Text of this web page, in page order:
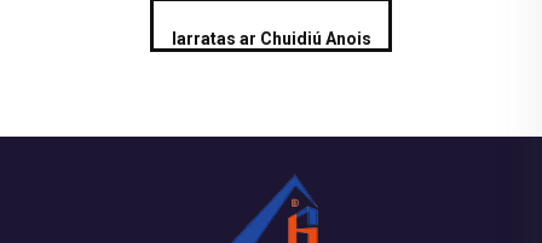
Iarratas ar Chuidiú Anois